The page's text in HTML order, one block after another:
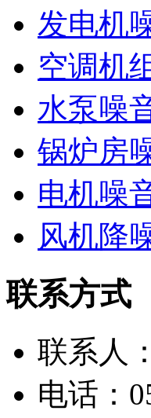
发电机
空调机
水泵噪
锅炉房
电机噪
风机降
联系方式
联系人
电话：